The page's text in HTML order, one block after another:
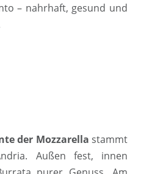
– nahrhaft, gesund und
der Mozzarella stammt
Außen fest, innen